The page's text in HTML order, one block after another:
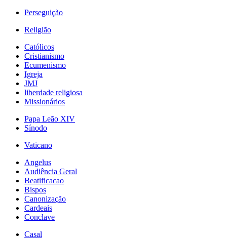
Perseguição
Religião
Católicos
Cristianismo
Ecumenismo
Igreja
JMJ
liberdade religiosa
Missionários
Papa Leão XIV
Sínodo
Vaticano
Angelus
Audiência Geral
Beatificacao
Bispos
Canonização
Cardeais
Conclave
Casal